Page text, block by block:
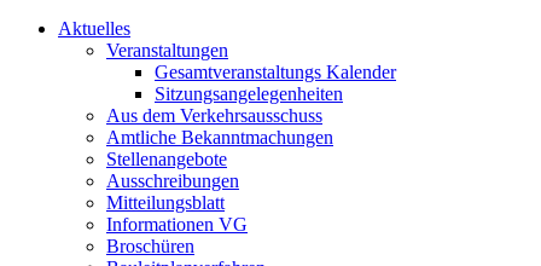
Aktuelles
Veranstaltungen
Gesamtveranstaltungs Kalender
Sitzungsangelegenheiten
Aus dem Verkehrsausschuss
Amtliche Bekanntmachungen
Stellenangebote
Ausschreibungen
Mitteilungsblatt
Informationen VG
Broschüren